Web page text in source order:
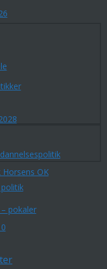
Horsens OK
pokaler